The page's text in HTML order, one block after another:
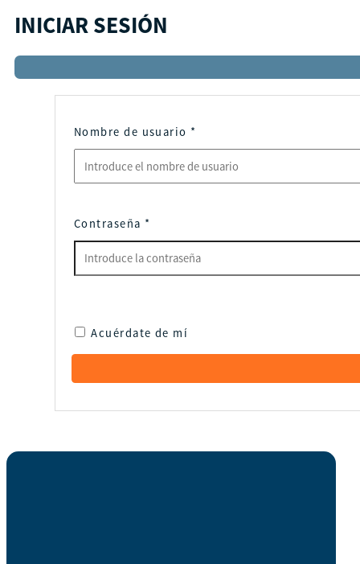
INICIAR SESIÓN
Nombre de usuario *
Contraseña *
Acuérdate de mí